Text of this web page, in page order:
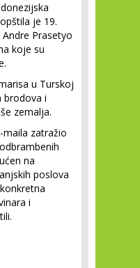
je 19.
Prasetyo
koje su
u Turskoj
brodova i
zemalja.
maila zatražio
na
poslova
i